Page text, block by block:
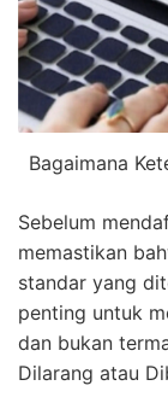
Bagaimana
Sebelum
memastikan
standar yang
penting untuk
dan bukan
Dilarang atau